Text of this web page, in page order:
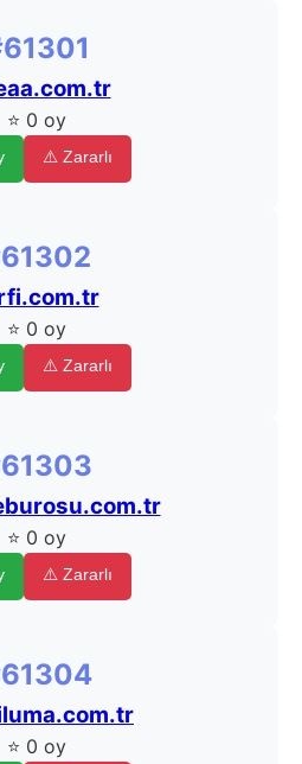
⭐ 0 oy
⚠️ Zararlı
⭐ 0 oy
⚠️ Zararlı
⭐ 0 oy
⚠️ Zararlı
⭐ 0 oy